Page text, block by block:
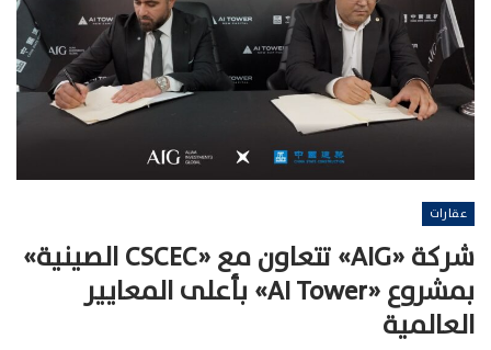
عقارات
شركة «AIG» تتعاون مع «CSCEC الصينية»
بمشروع «AI Tower» بأعلى المعايير
العالمية